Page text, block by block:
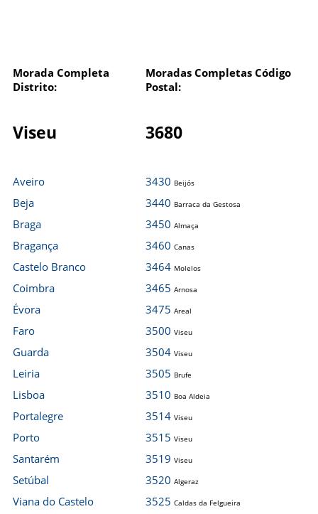
Morada Completa
Distrito:
Moradas Completas Código
Postal:
Viseu 3680
Aveiro
Beja
Braga
Bragança
Castelo Branco
Coimbra
Évora
Faro
Guarda
Leiria
Lisboa
Portalegre
Porto
Santarém
Setúbal
Viana do Castelo
3430 Beijós
3440 Barraca da Gestosa
3450 Almaça
3460 Canas
3464 Molelos
3465 Arnosa
3475 Areal
3500 Viseu
3504 Viseu
3505 Brufe
3510 Boa Aldeia
3514 Viseu
3515 Viseu
3519 Viseu
3520 Algeraz
3525 Caldas da Felgueira